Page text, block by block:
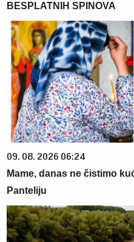
BESPLATNIH SPINOVA
09. 08. 2026 06:24
Mame, danas ne čistimo
Panteliju